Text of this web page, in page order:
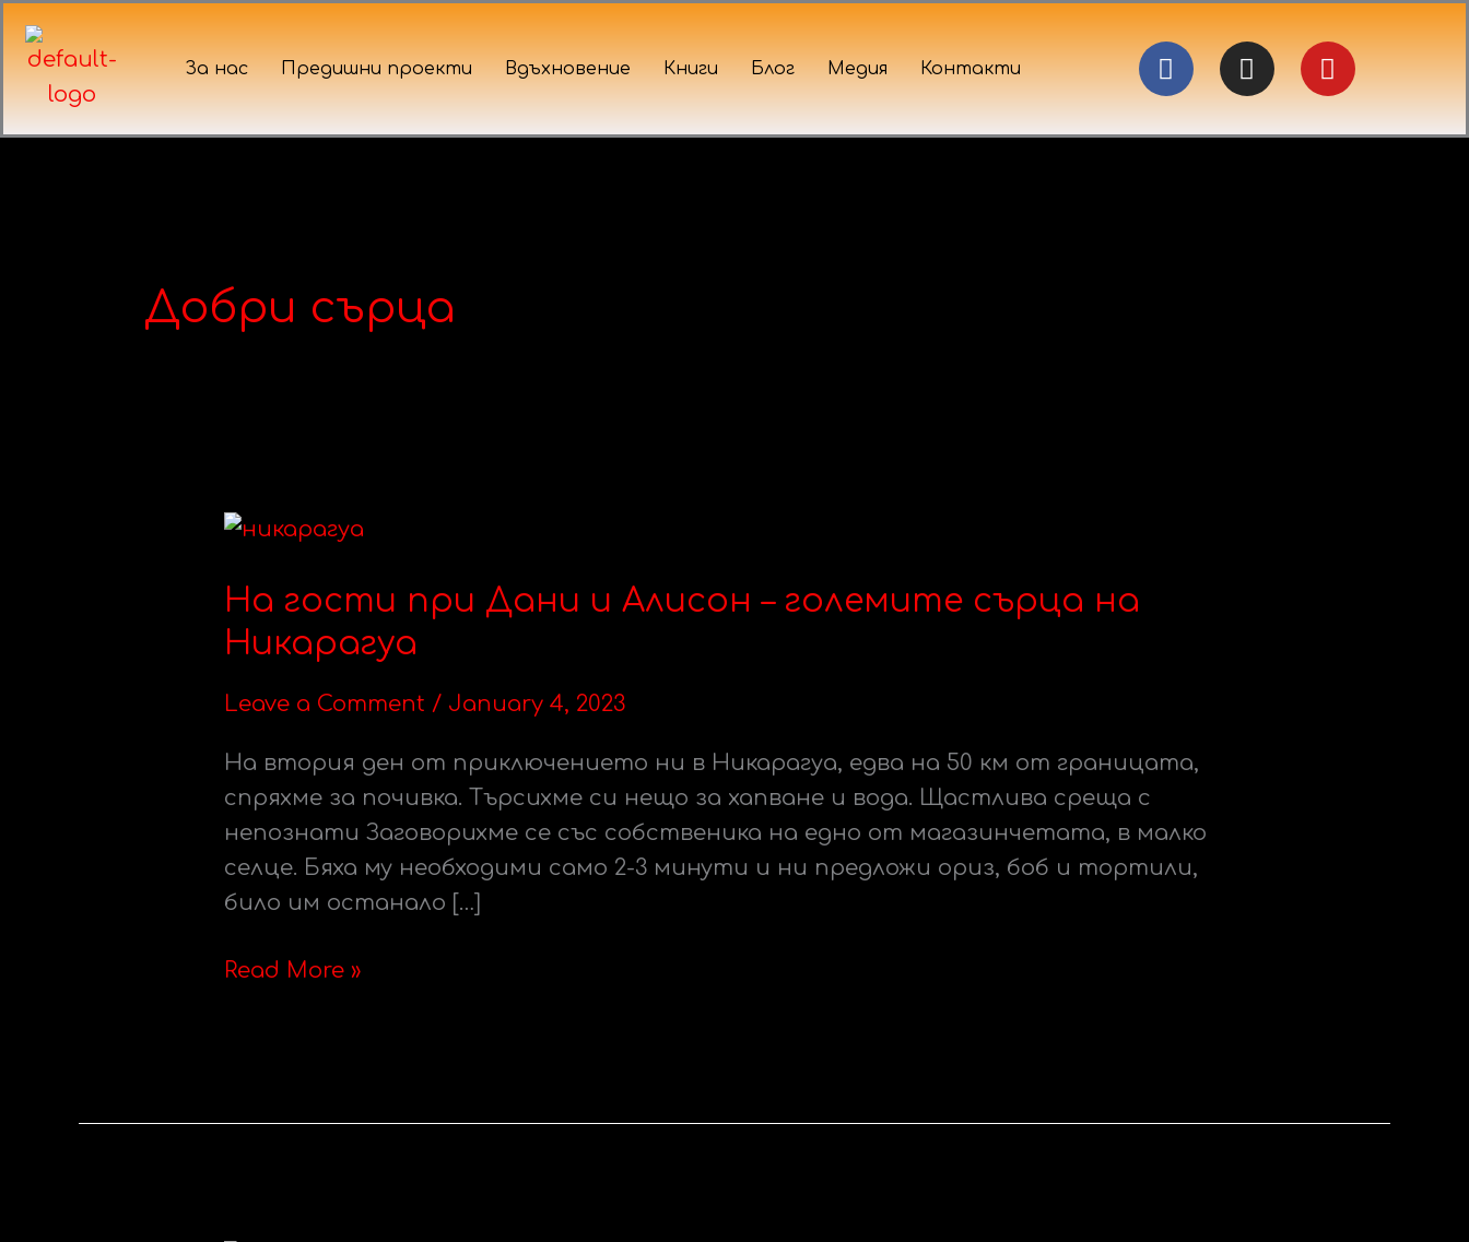
Skip
to
content
За нас Предишни проекти Вдъхновение Книги Блог Медия Контакти FacebookInstagramYoutube
Добри сърца
На гости при Дани и Алисон – големите сърца на
Никарагуа
Leave a Comment / January 4, 2023
На втория ден от приключението ни в Никарагуа, едва на 50 км от границата,
спряхме за почивка. Търсихме си нещо за хапване и вода. Щастлива среща с
непознати Заговорихме се със собственика на едно от магазинчетата, в малко
селце. Бяха му необходими само 2-3 минути и ни предложи ориз, боб и тортили,
било им останало […]
На
при
Дани
Алисон
големите
сърца
на
Никарагуа
Read More »